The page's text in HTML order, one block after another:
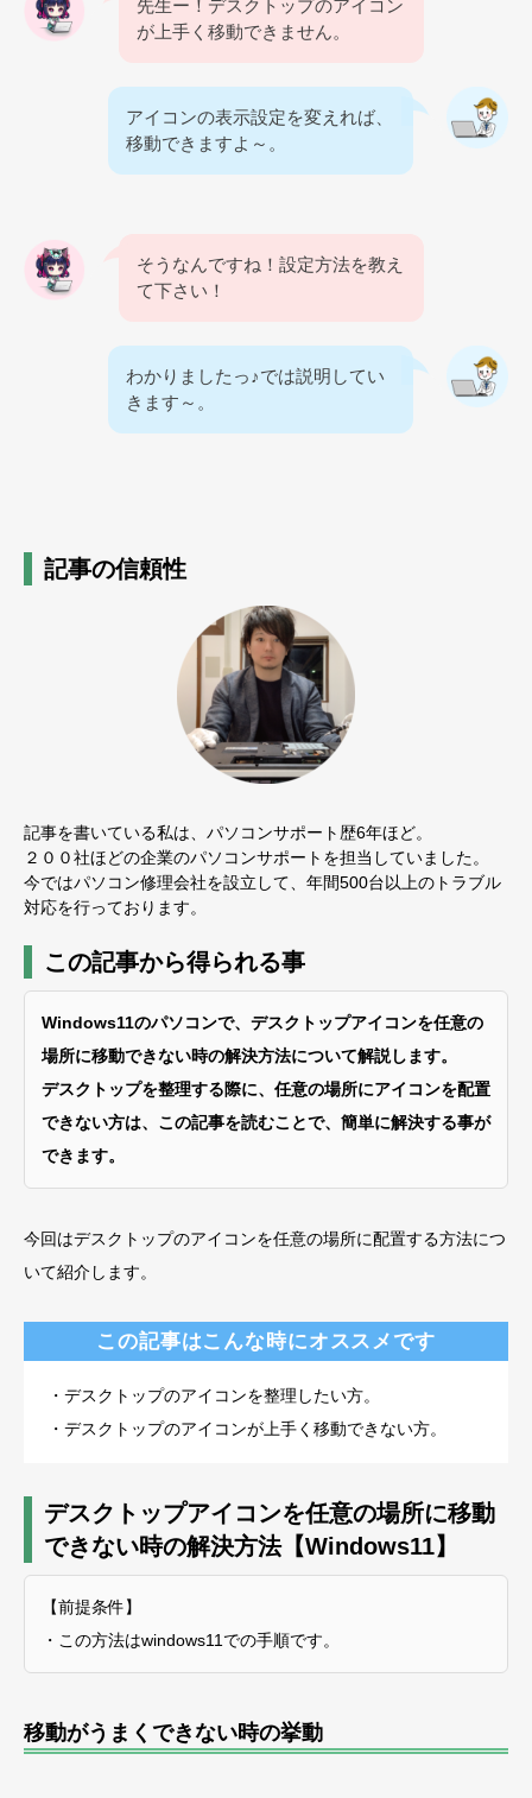
先生ー！デスクトップのアイコン
が上手く移動できません。
アイコンの表示設定を変えれば、
移動できますよ～。
そうなんですね！設定方法を教え
て下さい！
わかりましたっ♪では説明してい
きます～。
記事の信頼性
記事を書いている私は、パソコンサポート歴6年ほど。
２００社ほどの企業のパソコンサポートを担当していました。
今ではパソコン修理会社を設立して、年間500台以上のトラブル
対応を行っております。
この記事から得られる事
Windows11のパソコンで、デスクトップアイコンを任意の
場所に移動できない時の解決方法について解説します。
デスクトップを整理する際に、任意の場所にアイコンを配置
できない方は、この記事を読むことで、簡単に解決する事が
できます。
今回はデスクトップのアイコンを任意の場所に配置する方法につ
いて紹介します。
この記事はこんな時にオススメです
・デスクトップのアイコンを整理したい方。
・デスクトップのアイコンが上手く移動できない方。
デスクトップアイコンを任意の場所に移動
できない時の解決方法【Windows11】
【前提条件】
・この方法はwindows11での手順です。
移動がうまくできない時の挙動